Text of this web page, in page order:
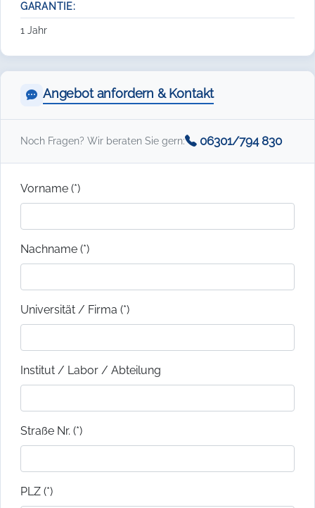
GARANTIE:
1 Jahr
Angebot anfordern & Kontakt
Noch Fragen? Wir beraten Sie gern: 06301/794 830
Vorname (*)
Nachname (*)
Universität / Firma (*)
Institut / Labor / Abteilung
Straße Nr. (*)
PLZ (*)